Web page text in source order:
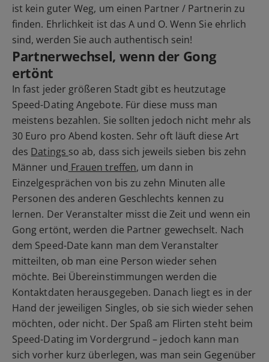
ist kein guter Weg, um einen Partner / Partnerin zu
finden. Ehrlichkeit ist das A und O. Wenn Sie ehrlich
sind, werden Sie auch authentisch sein!
Partnerwechsel, wenn der Gong
ertönt
In fast jeder größeren Stadt gibt es heutzutage
Speed-Dating Angebote. Für diese muss man
meistens bezahlen. Sie sollten jedoch nicht mehr als
30 Euro pro Abend kosten. Sehr oft läuft diese Art
des Datings so ab, dass sich jeweils sieben bis zehn
Männer und Frauen treffen, um dann in
Einzelgesprächen von bis zu zehn Minuten alle
Personen des anderen Geschlechts kennen zu
lernen. Der Veranstalter misst die Zeit und wenn ein
Gong ertönt, werden die Partner gewechselt. Nach
dem Speed-Date kann man dem Veranstalter
mitteilten, ob man eine Person wieder sehen
möchte. Bei Übereinstimmungen werden die
Kontaktdaten herausgegeben. Danach liegt es in der
Hand der jeweiligen Singles, ob sie sich wieder sehen
möchten, oder nicht. Der Spaß am Flirten steht beim
Speed-Dating im Vordergrund – jedoch kann man
sich vorher kurz überlegen, was man sein Gegenüber